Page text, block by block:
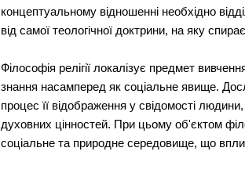
концептуальному відношенні необхідно
від самої теологічної доктрини, на яку
Філософія релігії локалізує предмет
знання насамперед як соціальне явище.
процес її відображення у свідомості
духовних цінностей. При цьому об'єктом
соціальне та природне середовище, що